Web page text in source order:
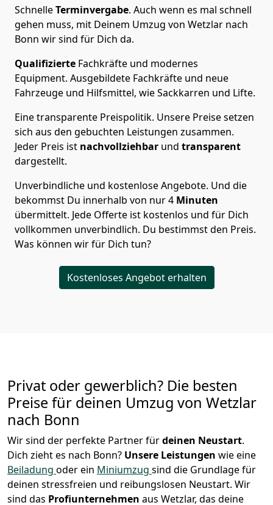
SchnelleTerminvergabe. Auch wenn es mal schnell
gehen muss, mit Deinem Umzug von Wetzlar nach
Bonn wir sind für Dich da.
Qualifizierte Fachkräfte und modernes
Equipment. Ausgebildete Fachkräfte und neue
Fahrzeuge und Hilfsmittel, wie Sackkarren und Lifte.
Eine transparente Preispolitik. Unsere Preise setzen
sich aus den gebuchten Leistungen zusammen.
Jeder Preis ist nachvollziehbar und transparent
dargestellt.
Unverbindliche und kostenlose Angebote. Und die
bekommst Du innerhalb von nur4 Minuten
übermittelt. Jede Offerte ist kostenlos und für Dich
vollkommen unverbindlich. Du bestimmst den Preis.
Was können wir für Dich tun?
Kostenloses Angebot erhalten
Privat oder gewerblich? Die besten
Preise für deinen Umzug von Wetzlar
nach Bonn
Wir sind der perfekte Partner fürdeinen Neustart.
Dich zieht es nach Bonn? Unsere Leistungen wie eine
Beiladung oder ein Miniumzug sind die Grundlage für
deinen stressfreien und reibungslosen Neustart. Wir
sind das Profiunternehmen aus Wetzlar, das deine